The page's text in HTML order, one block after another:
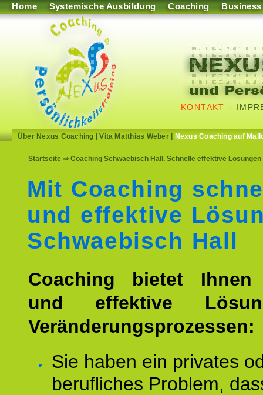
Home Systemische Ausbildung Coaching Business
KONTAKT -
Über Nexus Coaching |Vita Matthias Weber| Nexus Coaching auf
Startseite ⇒ Coaching Schwaebisch Hall. Schnelle effektive
Mit Coaching
und effektive
Schwaebisch Hall
Coaching bietet Ihnen
und effektive
Veränderungsprozessen:
Sie haben ein privates
berufliches Problem,